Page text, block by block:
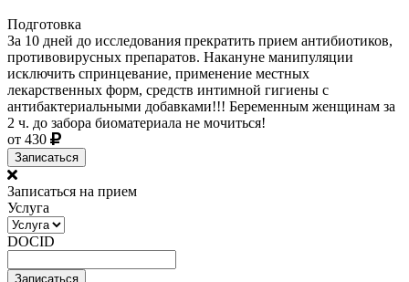
Подготовка
За 10 дней до исследования прекратить прием антибиотиков,
противовирусных препаратов. Накануне манипуляции
исключить спринцевание, применение местных
лекарственных форм, средств интимной гигиены с
антибактериальными добавками!!! Беременным женщинам за
2 ч. до забора биоматериала не мочиться!
от 430
Записаться
Записаться на прием
Услуга
DOCID